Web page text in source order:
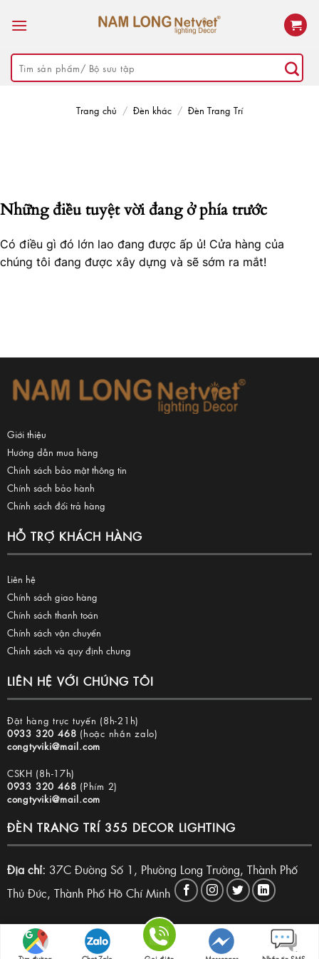
Tìm
kiếm:
Trang chủ / Đèn khác / Đèn Trang Trí
Những điều tuyệt vời đang ở phía trước
Có điều gì đó lớn lao đang được ấp ủ! Cửa hàng của
chúng tôi đang được xây dựng và sẽ sớm ra mắt!
Giới thiệu
Hướng dẫn mua hàng
Chính sách bảo mật thông tin
Chính sách bảo hành
Chính sách đổi trả hàng
HỖ TRỢ KHÁCH HÀNG
Liên hệ
Chính sách giao hàng
Chính sách thanh toán
Chính sách vận chuyển
Chính sách và quy định chung
LIÊN HỆ VỚI CHÚNG TÔI
Đặt hàng trực tuyến (8h-21h)
0933 320 468 (hoặc nhắn zalo)
congtyviki@mail.com
CSKH (8h-17h)
0933 320 468 (Phím 2)
congtyviki@mail.com
ĐÈN TRANG TRÍ 355 DECOR LIGHTING
Địa chỉ: 37C Đường Số 1, Phường Long Trường, Thành Phố
Thủ Đức, Thành Phố Hồ Chí Minh
Copyright 2026 © Đèn trang trí 355 Decor